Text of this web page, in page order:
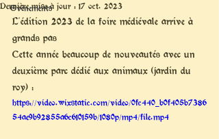
Evènements
Dernière mise à jour : 17 oct. 2023
L'édition 2023 de la foire médiévale arrive à
grands pas
Cette année beaucoup de nouveautés avec un
deuxième parc dédié aux animaux (jardin du
roy) :
https://video.wixstatic.com/video/0fc440_b0f405b7386
54ae9b92855a6c610159b/1080p/mp4/file.mp4